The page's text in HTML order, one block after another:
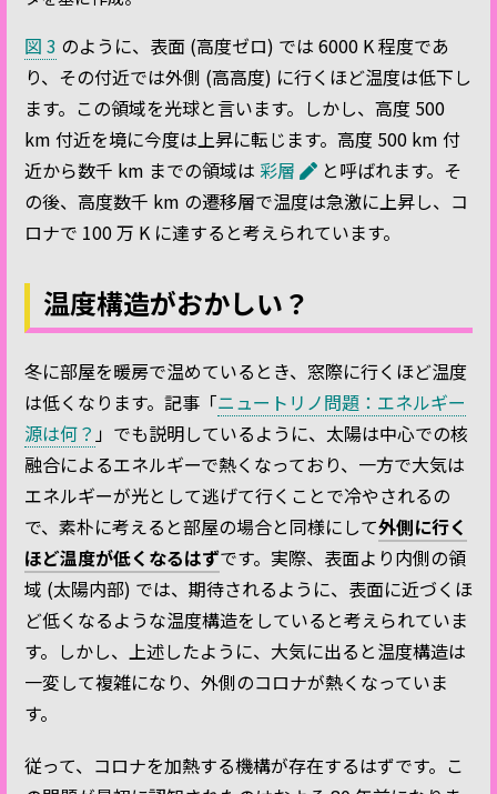
図 3 のように、表面 (高度ゼロ) では 6000 K 程度であ
り、その付近では外側 (高高度) に行くほど温度は低下し
ます。この領域を光球と言います。しかし、高度 500
km 付近を境に今度は上昇に転じます。高度 500 km 付
近から数千 km までの領域は 彩層
と呼ばれます。そ
の後、高度数千 km の遷移層で温度は急激に上昇し、コ
ロナで 100 万 K に達すると考えられています。
温度構造がおかしい？
冬に部屋を暖房で温めているとき、窓際に行くほど温度
は低くなります。記事「ニュートリノ問題：エネルギー
源は何？ 」でも説明しているように、太陽は中心での核
融合によるエネルギーで熱くなっており、一方で大気は
エネルギーが光として逃げて行くことで冷やされるの
で、素朴に考えると部屋の場合と同様にして外側に行く
ほど温度が低くなるはずです。実際、表面より内側の領
域 (太陽内部) では、期待されるように、表面に近づくほ
ど低くなるような温度構造をしていると考えられていま
す。しかし、上述したように、大気に出ると温度構造は
一変して複雑になり、外側のコロナが熱くなっていま
す。
従って、コロナを加熱する機構が存在するはずです。こ